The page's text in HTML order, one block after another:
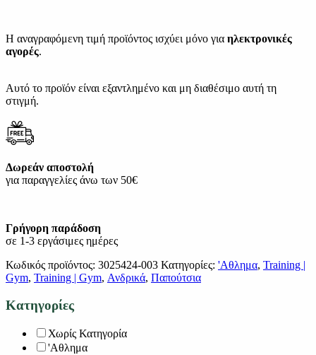
Η αναγραφόμενη τιμή προϊόντος ισχύει μόνο για ηλεκτρονικές
αγορές.
Αυτό το προϊόν είναι εξαντλημένο και μη διαθέσιμο αυτή τη
στιγμή.
Δωρεάν αποστολή
για παραγγελίες άνω των 50€
Γρήγορη παράδοση
σε 1-3 εργάσιμες ημέρες
Κωδικός προϊόντος: 3025424-003 Κατηγορίες: 'Αθλημα, Training |
Gym, Training | Gym, Ανδρικά, Παπούτσια
Κατηγορίες
Χωρίς Κατηγορία
'Αθλημα